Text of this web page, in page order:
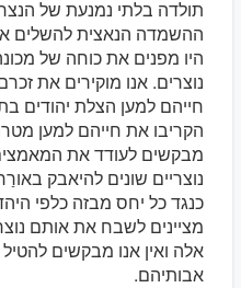
תולדה בלתי נמנעת של
ההשמדה הנאצית להשלים
היו מפנים את כוחה של
נוצרים. אנו מוקירים את
חייהם למען הצלת יהודים
הקריבו את חייהם למען
מבקשים לעודד את המאמצים
נוצריים שונים להיאבק
כנגד כל יחס מבזה כלפי
מציינים לשבח את אותם
אלה ואין אנו מבקשים
אבותיהם.